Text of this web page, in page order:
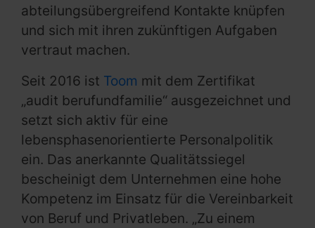
abteilungsübergreifend Kontakte knüpfen
und sich mit ihren zukünftigen Aufgaben
vertraut machen.
Seit 2016 ist Toom mit dem Zertifikat
„audit berufundfamilie“ ausgezeichnet und
setzt sich aktiv für eine
lebensphasenorientierte Personalpolitik
ein. Das anerkannte Qualitätssiegel
bescheinigt dem Unternehmen eine hohe
Kompetenz im Einsatz für die Vereinbarkeit
von Beruf und Privatleben. „Zu einem